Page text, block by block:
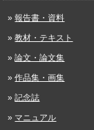
報告書・資料
教材・テキスト
論文・論文集
作品集・画集
記念誌
マニュアル